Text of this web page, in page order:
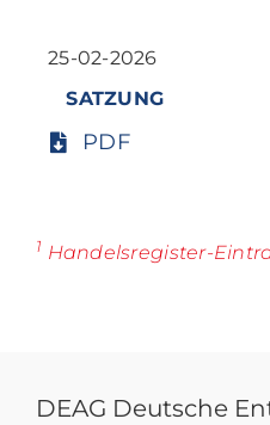
25-02-2026
SATZUNG
PDF
1 Handelsregister-
DEAG Deutsche